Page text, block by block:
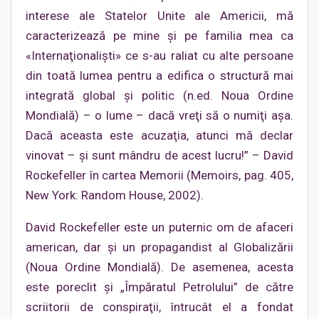
interese ale Statelor Unite ale Americii, mă
caracterizează pe mine şi pe familia mea ca
«Internaţionalişti» ce s-au raliat cu alte persoane
din toată lumea pentru a edifica o structură mai
integrată global şi politic (n.ed. Noua Ordine
Mondială) – o lume – dacă vreţi să o numiţi aşa.
Dacă aceasta este acuzaţia, atunci mă declar
vinovat – şi sunt mândru de acest lucru!” – David
Rockefeller în cartea Memorii (Memoirs, pag. 405,
New York: Random House, 2002).
David Rockefeller este un puternic om de afaceri
american, dar şi un propagandist al Globalizării
(Noua Ordine Mondială). De asemenea, acesta
este poreclit şi „Împăratul Petrolului” de către
scriitorii de conspiraţii, întrucât el a fondat